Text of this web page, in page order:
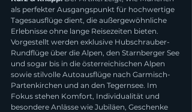
als perfekter Ausgangspunkt für hochwertige
Tagesausflüge dient, die außergewöhnliche
Erlebnisse ohne lange Reisezeiten bieten.
Vorgestellt werden exklusive Hubschrauber-
Rundflüge über die Alpen, den Starnberger See
und sogar bis in die österreichischen Alpen
sowie stilvolle Autoausflüge nach Garmisch-
Partenkirchen und an den Tegernsee. Im
Fokus stehen Komfort, Individualität und
besondere Anlässe wie Jubiläen, Geschenke